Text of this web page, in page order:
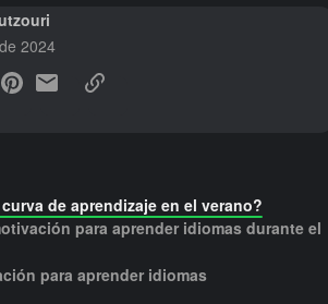
2024
de aprendizaje en el verano?
para aprender idiomas durante el
para aprender idiomas